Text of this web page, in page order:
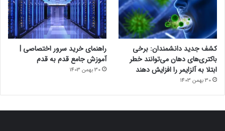
کشف جدید دانشمندان: برخی
باکتری‌های دهان می‌توانند خطر
ابتلا به آلزایمر را افزایش دهند
30 بهمن 1403
راهنمای خرید سرور اختصاصی |
آموزش جامع قدم به قدم
30 بهمن 1403